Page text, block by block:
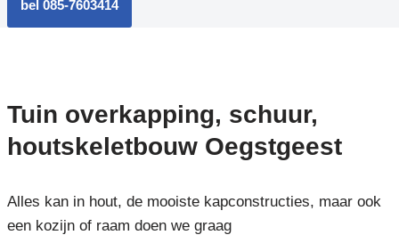
bel 085-7603414
Tuin overkapping, schuur,
houtskeletbouw Oegstgeest
Alles kan in hout, de mooiste kapconstructies, maar ook
een kozijn of raam doen we graag